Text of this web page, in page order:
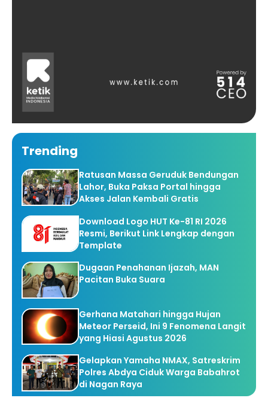
Trending
Ratusan Massa Geruduk Bendungan
Lahor, Buka Paksa Portal hingga
Akses Jalan Kembali Gratis
Download Logo HUT Ke-81 RI 2026
Resmi, Berikut Link Lengkap dengan
Template
Dugaan Penahanan Ijazah, MAN
Pacitan Buka Suara
Gerhana Matahari hingga Hujan
Meteor Perseid, Ini 9 Fenomena Langit
yang Hiasi Agustus 2026
Gelapkan Yamaha NMAX, Satreskrim
Polres Abdya Ciduk Warga Babahrot
di Nagan Raya